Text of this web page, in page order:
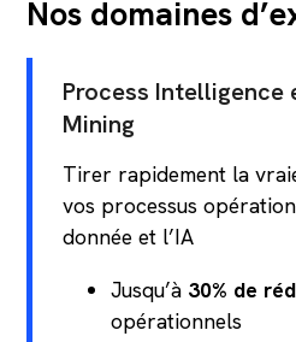
Nos domaines
Process Intelligence
Mining
Tirer rapidement la
vos processus
donnée et l’IA
Jusqu’à 30% de
opérationnels